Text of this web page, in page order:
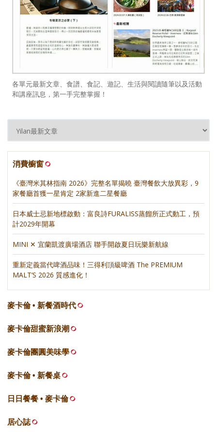
各單元最新文章、食譜、食記、遊記、生活與閱讀隨筆以及活動
和講座訊息，第一手完整掌握！
消費櫥窗
《臺灣米其林指南 2026》完整名單揭曉 臺灣餐飲大放異彩，9
家餐廳首獲一星肯定 2家新進二星餐廳
日本威士忌新地標啟動：富良詩FURALISS蒸餾所正式動工，預
計2029年開幕
MINI ✕ 宜蘭凱渡廣場酒店 聯手開啟夏日玩樂新航線
重新定義當代啤酒品味！三得利頂級啤酒 The PREMIUM
MALT’S 2026 質感進化！
麥卡倫 • 新餐酒時代
麥卡倫甜蜜新浪潮
麥卡倫團圓美味學
麥卡倫 • 新餐桌
日日餐餐 • 麥卡倫
居心誌